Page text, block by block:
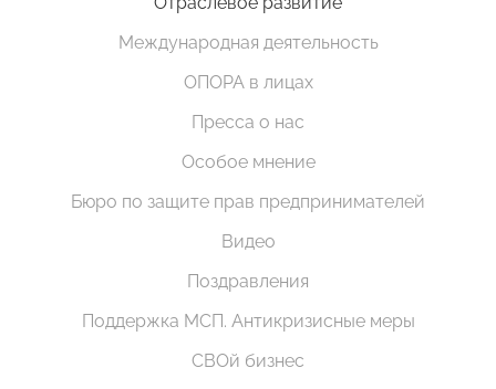
Международная деятельность
ОПОРА в лицах
Пресса о нас
Особое мнение
Бюро по защите прав предпринимателей
Видео
Поздравления
Поддержка МСП. Антикризисные меры
СВОй бизнес